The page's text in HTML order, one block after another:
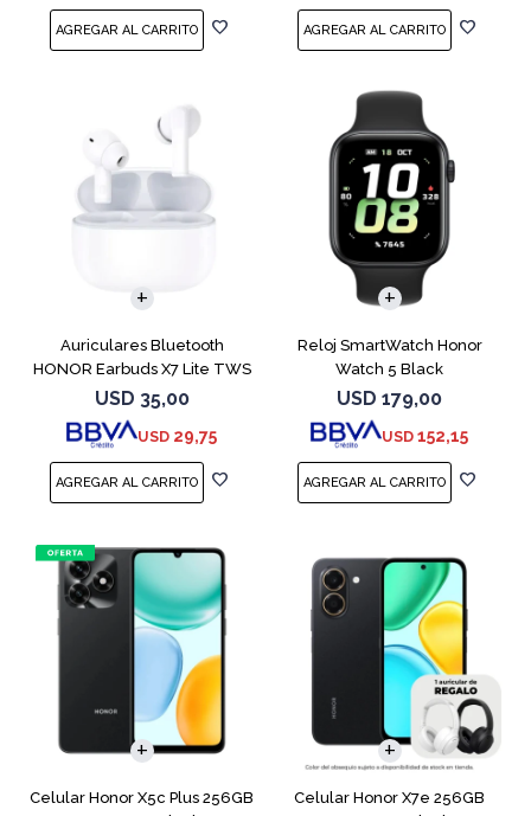
Auriculares Bluetooth
HONOR Earbuds X7 Lite TWS
White
USD 35,00
USD 29,75
Reloj SmartWatch Honor
Watch 5 Black
USD 179,00
USD 152,15
Celular Honor X5c Plus 256GB
COMPARAR
Celular Honor X7e 256GB
COMPARAR